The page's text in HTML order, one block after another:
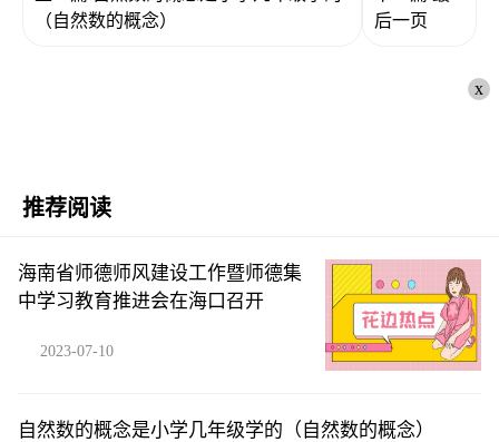
（自然数的概念）
后一页
x
推荐阅读
海南省师德师风建设工作暨师德集
中学习教育推进会在海口召开
2023-07-10
自然数的概念是小学几年级学的（自然数的概念）